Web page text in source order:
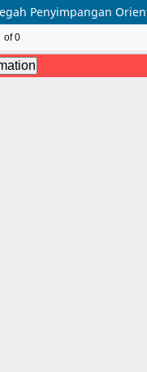
Penyimpangan